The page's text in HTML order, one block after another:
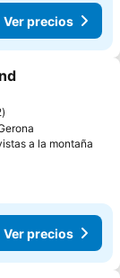
Ver precios
a la montaña
Ver precios